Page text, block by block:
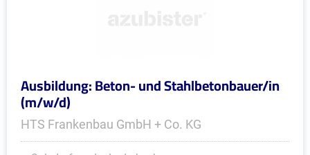
Ausbildung: Beton- und Stahlbetonbauer/in
(m/w/d)
HTS Frankenbau GmbH + Co. KG